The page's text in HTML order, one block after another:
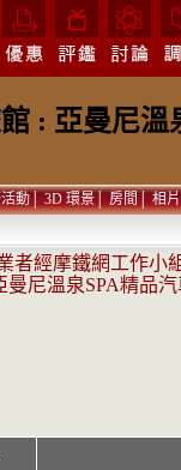
: 亞曼尼溫
動│3D 環景│房間│相片
者經摩鐵網工作小
曼尼溫泉SPA精品